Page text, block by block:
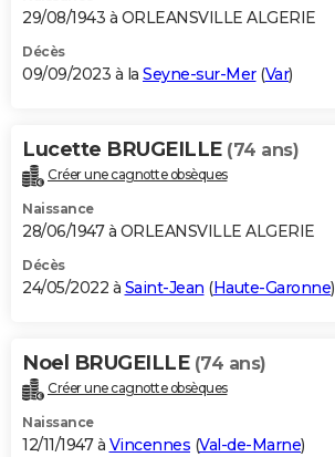
29/08/1943 à ORLEANSVILLE ALGERIE
Décès
09/09/2023 à la Seyne-sur-Mer(Var)
Lucette BRUGEILLE (74 ans)
Créer une cagnotte obsèques
Naissance
28/06/1947 à ORLEANSVILLE ALGERIE
Décès
24/05/2022 à Saint-Jean (Haute-Garonne)
Noel BRUGEILLE (74 ans)
Créer une cagnotte obsèques
Naissance
12/11/1947 à Vincennes (Val-de-Marne)